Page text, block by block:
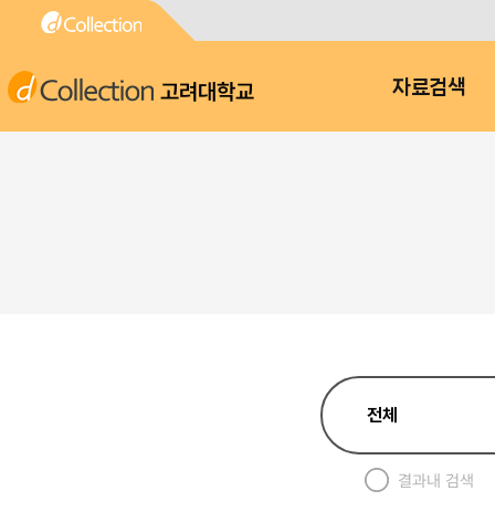
고려대학교 자료검색
결과내 검색